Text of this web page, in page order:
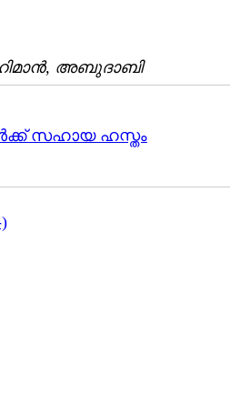
അബുദാബി
സഹായ ഹസ്തം